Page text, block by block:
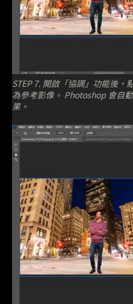
STEP 7. 開啟「協調」功能後，
為參考影像。 Photoshop 會自
果。